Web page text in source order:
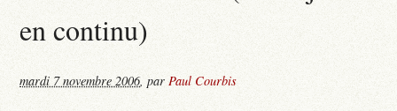
en continu)
mardi 7 novembre 2006,parPaul Courbis